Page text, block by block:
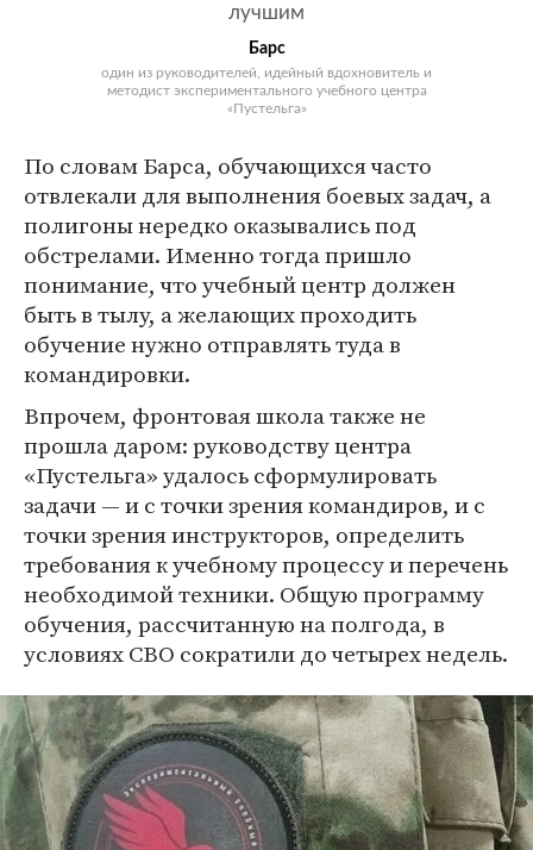
лучшим
Барс
один из руководителей, идейный вдохновитель и
методист экспериментального учебного центра
«Пустельга»
По словам Барса, обучающихся часто
отвлекали для выполнения боевых задач, а
полигоны нередко оказывались под
обстрелами. Именно тогда пришло
понимание, что учебный центр должен
быть в тылу, а желающих проходить
обучение нужно отправлять туда в
командировки.
Впрочем, фронтовая школа также не
прошла даром: руководству центра
«Пустельга» удалось сформулировать
задачи — и с точки зрения командиров, и с
точки зрения инструкторов, определить
требования к учебному процессу и перечень
необходимой техники. Общую программу
обучения, рассчитанную на полгода, в
условиях СВО сократили до четырех недель.